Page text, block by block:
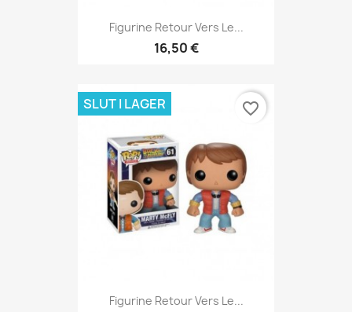
Figurine Retour Vers Le...
16,50 €
Figurine Retour Vers Le...
SLUT I LAGER favorite_border